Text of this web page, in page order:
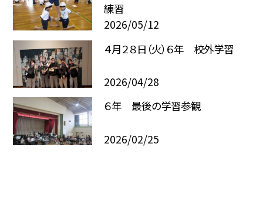
練習
2026/05/12
４月２８日（火）６年 校外学習
2026/04/28
６年 最後の学習参観
2026/02/25